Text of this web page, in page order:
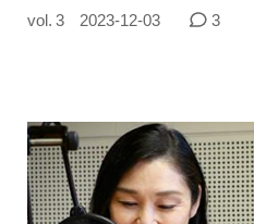
vol. 3 2023-12-03 3